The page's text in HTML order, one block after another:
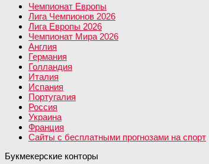
Чемпионат Европы
Лига Чемпионов 2026
Лига Европы 2026
Чемпионат Мира 2026
Англия
Германия
Голландия
Италия
Испания
Португалия
Россия
Украина
Франция
Сайты с бесплатными прогнозами на спорт
Букмекерские конторы